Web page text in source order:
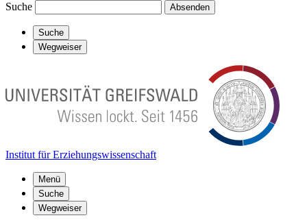
Suche Absenden
Suche
Wegweiser
Institut für Erziehungswissenschaft
Menü
Suche
Wegweiser